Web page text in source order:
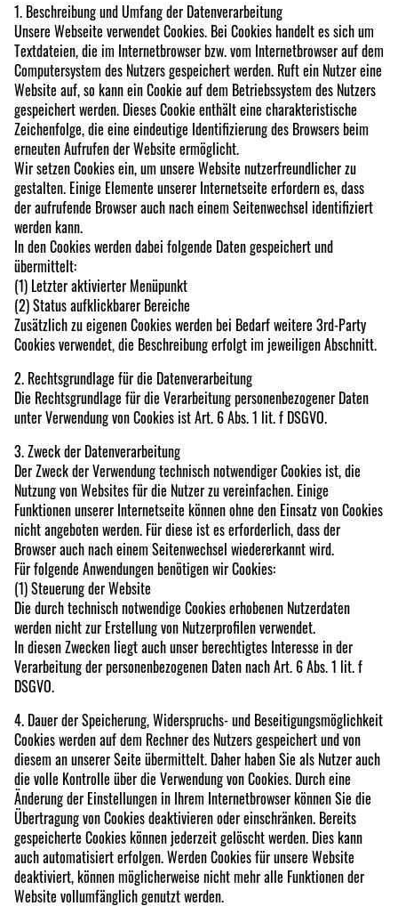
1. Beschreibung und Umfang der Datenverarbeitung
Unsere Webseite verwendet Cookies. Bei Cookies handelt es sich um
Textdateien, die im Internetbrowser bzw. vom Internetbrowser auf dem
Computersystem des Nutzers gespeichert werden. Ruft ein Nutzer eine
Website auf, so kann ein Cookie auf dem Betriebssystem des Nutzers
gespeichert werden. Dieses Cookie enthält eine charakteristische
Zeichenfolge, die eine eindeutige Identifizierung des Browsers beim
erneuten Aufrufen der Website ermöglicht.
Wir setzen Cookies ein, um unsere Website nutzerfreundlicher zu
gestalten. Einige Elemente unserer Internetseite erfordern es, dass
der aufrufende Browser auch nach einem Seitenwechsel identifiziert
werden kann.
In den Cookies werden dabei folgende Daten gespeichert und
übermittelt:
(1) Letzter aktivierter Menüpunkt
(2) Status aufklickbarer Bereiche
Zusätzlich zu eigenen Cookies werden bei Bedarf weitere 3rd-Party
Cookies verwendet, die Beschreibung erfolgt im jeweiligen Abschnitt.
2. Rechtsgrundlage für die Datenverarbeitung
Die Rechtsgrundlage für die Verarbeitung personenbezogener Daten
unter Verwendung von Cookies ist Art. 6 Abs. 1 lit. f DSGVO.
3. Zweck der Datenverarbeitung
Der Zweck der Verwendung technisch notwendiger Cookies ist, die
Nutzung von Websites für die Nutzer zu vereinfachen. Einige
Funktionen unserer Internetseite können ohne den Einsatz von Cookies
nicht angeboten werden. Für diese ist es erforderlich, dass der
Browser auch nach einem Seitenwechsel wiedererkannt wird.
Für folgende Anwendungen benötigen wir Cookies:
(1) Steuerung der Website
Die durch technisch notwendige Cookies erhobenen Nutzerdaten
werden nicht zur Erstellung von Nutzerprofilen verwendet.
In diesen Zwecken liegt auch unser berechtigtes Interesse in der
Verarbeitung der personenbezogenen Daten nach Art. 6 Abs. 1 lit. f
DSGVO.
4. Dauer der Speicherung, Widerspruchs- und Beseitigungsmöglichkeit
Cookies werden auf dem Rechner des Nutzers gespeichert und von
diesem an unserer Seite übermittelt. Daher haben Sie als Nutzer auch
die volle Kontrolle über die Verwendung von Cookies. Durch eine
Änderung der Einstellungen in Ihrem Internetbrowser können Sie die
Übertragung von Cookies deaktivieren oder einschränken. Bereits
gespeicherte Cookies können jederzeit gelöscht werden. Dies kann
auch automatisiert erfolgen. Werden Cookies für unsere Website
deaktiviert, können möglicherweise nicht mehr alle Funktionen der
Website vollumfänglich genutzt werden.